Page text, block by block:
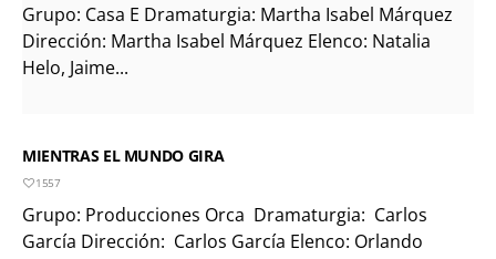
Grupo: Casa E Dramaturgia: Martha Isabel Márquez
Dirección: Martha Isabel Márquez Elenco: Natalia
Helo, Jaime...
MIENTRAS EL MUNDO GIRA
1557
Grupo: Producciones Orca Dramaturgia: Carlos
García Dirección: Carlos García Elenco: Orlando